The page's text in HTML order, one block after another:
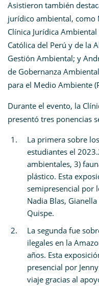
Asistieron también
jurídico ambiental, como
Clínica Jurídica
Católica del Perú y de la
Gestión Ambiental; y
de Gobernanza
para el Medio Ambiente
Durante el evento, la
presentó tres ponencias
La primera sobre
estudiantes el
ambientales, 3)
plástico. Esta
semipresencial por
Nadia Blas,
Quispe.
La segunda fue
ilegales en la
años. Esta
presencial por
viaje gracias al